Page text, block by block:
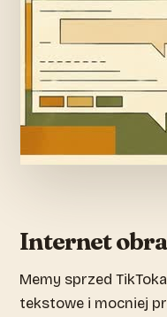
Internet
Memy sprzed
tekstowe i mocniej